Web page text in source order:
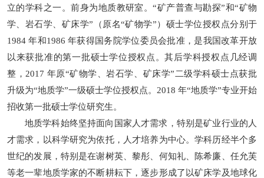
立的学科之一。前身为地质教研室。“矿产普查与勘探”和“矿物
学、岩石学、矿床学”（原名“矿物学”）硕士学位授权点分别于
1984 年和1986 年获得国务院学位委员会批准，是我国改革开放
以来获批准的第一批硕士学位授权点。其后学科授权点几经调
整，2017 年原“矿物学、岩石学、矿床学”二级学科硕士点获批
升级为“地质学”一级硕士学位授权点。2018 年“地质学”专业开始
招收第一批硕士学位研究生。
地质学科始终坚持面向国家人才需求，特别是矿业行业的人
才需求，以科学研究为依托，人才培养为中心。学科历经半个多
世纪的发展，特别是在谢树英、黎彤、何知礼、陈希廉、任允芙
等老一辈地质学家的不断耕耘下，逐步形成了以矿床学及地球化